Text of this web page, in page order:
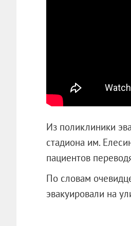
Из поликлиники
стадиона им.
пациентов
По словам
эвакуировали на